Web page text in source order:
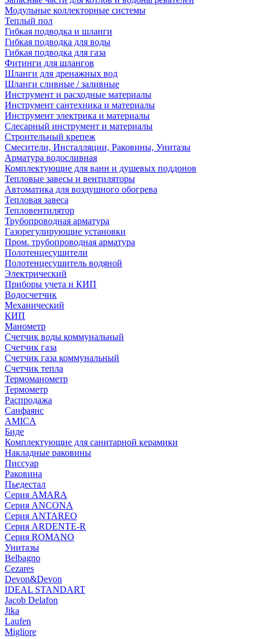
Модульные коллекторные системы
Теплый пол
Гибкая подводка и шланги
Гибкая подводка для воды
Гибкая подводка для газа
Фитинги для шлангов
Шланги для дренажных вод
Шланги сливные / заливные
Инструмент и расходные материалы
Инструмент сантехника и материалы
Инструмент электрика и материалы
Слесарный инструмент и материалы
Строительный крепеж
Смесители, Инсталляции, Раковины, Унитазы
Арматура водосливная
Комплектующие для ванн и душевых поддонов
Тепловые завесы и вентиляторы
Автоматика для воздушного обогрева
Тепловая завеса
Тепловентилятор
Трубопроводная арматура
Газорегулирующие установки
Пром. трубопроводная арматура
Полотенцесушители
Полотенцесушитель водяной
Электрический
Приборы учета и КИП
Водосчетчик
Механический
КИП
Манометр
Счетчик воды коммунальный
Счетчик газа
Счетчик газа коммунальный
Счетчик тепла
Термоманометр
Термометр
Распродажа
Санфаянс
AMICA
Биде
Комплектующие для санитарной керамики
Накладные раковины
Писсуар
Раковина
Пьедестал
Серия AMARA
Серия ANCONA
Серия ANTAREO
Серия ARDENTE-R
Серия ROMANO
Унитазы
Belbagno
Cezares
Devon&Devon
IDEAL STANDART
Jacob Delafon
Jika
Laufen
Migliore